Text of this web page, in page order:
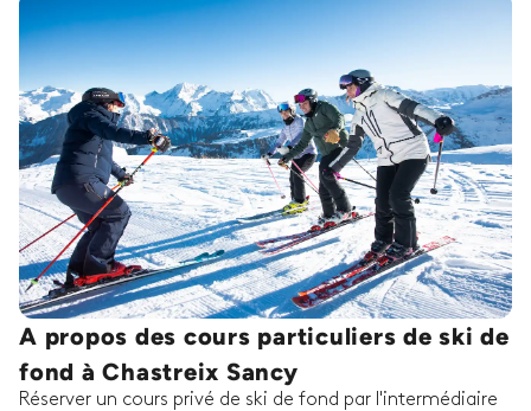
A propos des cours particuliers de ski de
fond à Chastreix Sancy
Réserver un cours privé de ski de fond par l'intermédiaire